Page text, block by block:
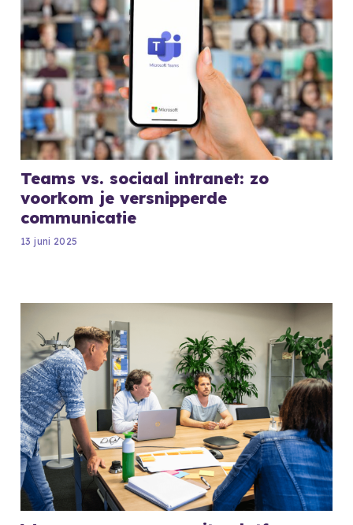
Teams vs. sociaal intranet: zo
voorkom je versnipperde
communicatie
13 juni 2025